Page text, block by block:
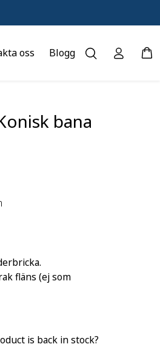
oss Blogg
bana
fläns (ej som
is back in stock?